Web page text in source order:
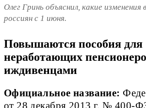
Олег Гринь объяснил, какие
россиян с 1 июня.
Повышаются пособия для
неработающих
иждивенцами
Официальное название:
от 28 декабря 2013 г. № 400-